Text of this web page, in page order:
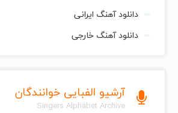
دانلود آهنگ ایرانی
دانلود آهنگ خارجی
آرشیو الفبایی خوانندگان
Singers Alphabet Archive